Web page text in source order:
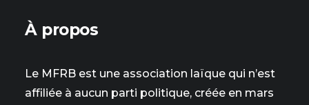
À propos
Le MFRB est une association laïque qui n’est
affiliée à aucun parti politique, créée en mars